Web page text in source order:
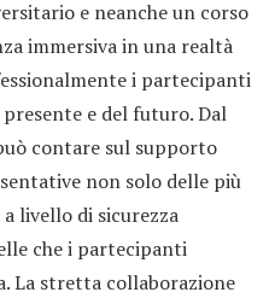
e neanche un corso
immersiva in una realtà
i partecipanti
e del futuro. Dal
contare sul supporto
non solo delle più
livello di sicurezza
che i partecipanti
La stretta collaborazione